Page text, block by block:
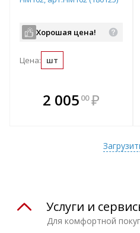
Хорошая цена!
Цена: шт
2 005 00 ₽
В комплекте
всегда выгоднее!
Для комфортной
Услуги и